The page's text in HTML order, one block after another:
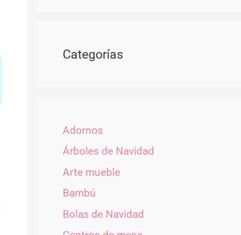
Categorías
Adornos
Árboles de Navidad
Arte mueble
Bambú
Bolas de Navidad